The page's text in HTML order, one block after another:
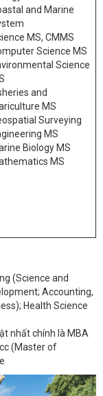
and Marine
MS, CMMS
Science MS
Science
and
MS
Surveying
MS
Biology MS
MS
(Science and
Accounting,
Health Science
nhất chính là MBA
(Master of